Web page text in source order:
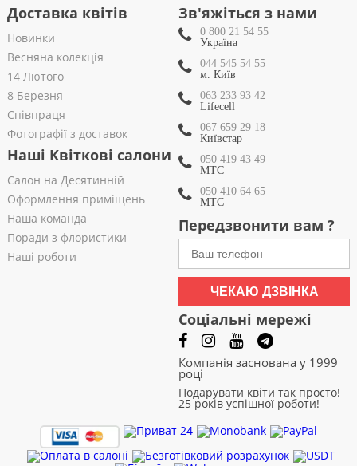
Доставка квітів
Новинки
Весняна колекція
14 Лютого
8 Березня
Співпраця
Фотографії з доставок
Наші Квіткові салони
Салон на Десятинній
Оформлення приміщень
Наша команда
Поради з флористики
Наші роботи
Зв'яжіться з нами
0 800 21 54 55
Україна
044 545 54 55
м. Київ
063 233 93 42
Lifecell
067 659 29 18
Київстар
050 419 43 49
МТС
050 410 64 65
МТС
Передзвонити вам ?
ЧЕКАЮ ДЗВІНКА
Соціальні мережі
Компанія заснована у 1999
році
Подарувати квіти так просто!
25 років успішної роботи!